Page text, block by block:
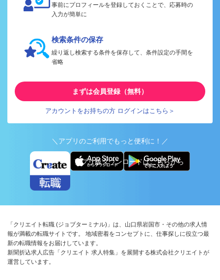
事前にプロフィールを登録しておくことで、応募時の
入力が簡単に
検索条件の保存
繰り返し検索する条件を保存して、条件設定の手間を
省略
まずは会員登録（無料）
アカウントをお持ちの方 ログインはこちら＞
＼アプリのご利用でもっと便利に！／
アプリ版ダウンロードはこちらから
「クリエイト転職 (ジョブターミナル)」は、山口県岩国市・その他の求人情
報が満載の転職サイトです。 地域密着をコンセプトに、仕事探しに役立つ最
新の転職情報をお届けしています。
新聞折込求人広告「クリエイト 求人特集」を展開する株式会社クリエイトが
運営しています。